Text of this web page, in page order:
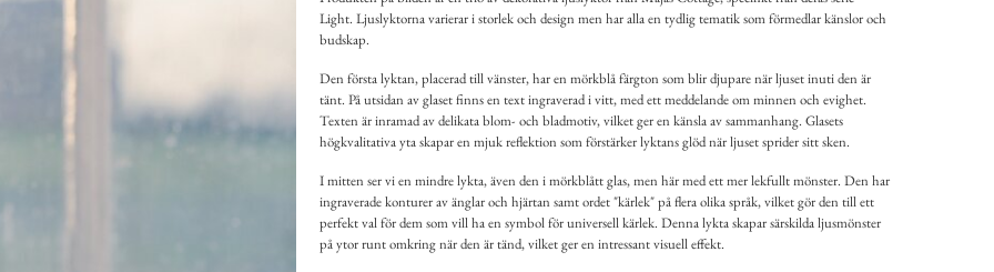
Light. Ljuslyktorna varierar i storlek och design men har alla en tydlig tematik som förmedlar känslor och
budskap.
Den första lyktan, placerad till vänster, har en mörkblå färgton som blir djupare när ljuset inuti den är
tänt. På utsidan av glaset finns en text ingraverad i vitt, med ett meddelande om minnen och evighet.
Texten är inramad av delikata blom- och bladmotiv, vilket ger en känsla av sammanhang. Glasets
högkvalitativa yta skapar en mjuk reflektion som förstärker lyktans glöd när ljuset sprider sitt sken.
I mitten ser vi en mindre lykta, även den i mörkblått glas, men här med ett mer lekfullt mönster. Den har
ingraverade konturer av änglar och hjärtan samt ordet "kärlek" på flera olika språk, vilket gör den till ett
perfekt val för dem som vill ha en symbol för universell kärlek. Denna lykta skapar särskilda ljusmönster
på ytor runt omkring när den är tänd, vilket ger en intressant visuell effekt.